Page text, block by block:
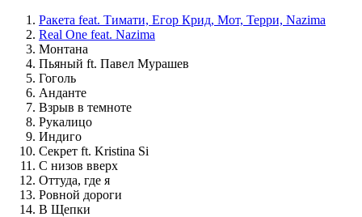
Ракета feat. Тимати, Егор Крид, Мот, Терри, Nazima
Real One feat. Nazima
Монтана
Пьяный ft. Павел Мурашев
Гоголь
Анданте
Взрыв в темноте
Рукалицо
Индиго
Секрет ft. Kristina Si
С низов вверх
Оттуда, где я
Ровной дороги
В Щепки